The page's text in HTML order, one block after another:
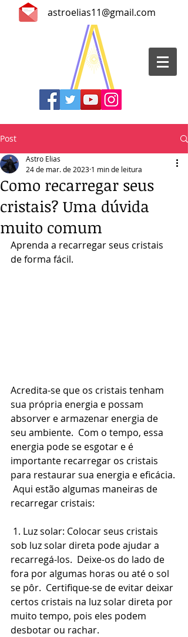
astroelias11@gmail.com
Post
Como recarregar seus
cristais? Uma dúvida
muito comum
Astro Elias
24 de mar. de 2023 1 min de leitura
Aprenda a recarregar seus cristais
de forma fácil.
Acredita-se que os cristais tenham
sua própria energia e possam
absorver e armazenar energia de
seu ambiente.  Com o tempo, essa
energia pode se esgotar e é
importante recarregar os cristais
para restaurar sua energia e eficácia.
Aqui estão algumas maneiras de
recarregar cristais:
sob luz solar direta pode ajudar a
recarregá-los.  Deixe-os do lado de
fora por algumas horas ou até o sol
se pôr.  Certifique-se de evitar deixar
certos cristais na luz solar direta por
muito tempo, pois eles podem
desbotar ou rachar.